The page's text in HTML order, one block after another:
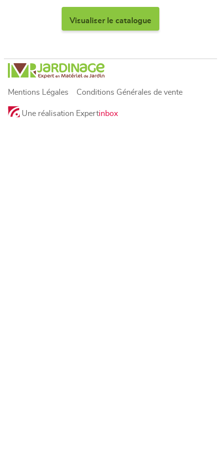
Visualiser le catalogue
Mentions Légales Conditions Générales de vente
Une réalisation Expertinbox